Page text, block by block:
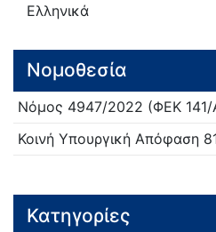
Ελληνικά
Νομοθεσία
Νόμος 4947/2022 (ΦΕΚ 141/
Κοινή Υπουργική Απόφαση
Κατηγορίες